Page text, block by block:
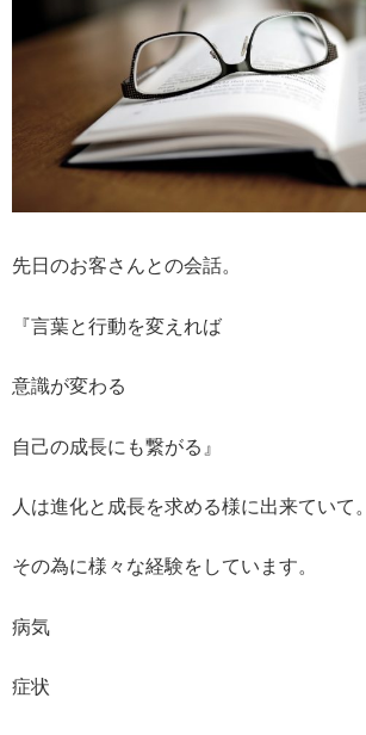
先日のお客さんとの会話。
『言葉と行動を変えれば
意識が変わる
自己の成長にも繋がる』
人は進化と成長を求める様に出来ていて。
その為に様々な経験をしています。
病気
症状